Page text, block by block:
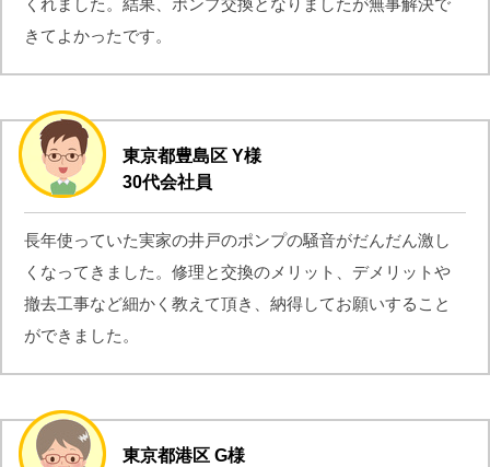
くれました。結果、ポンプ交換となりましたが無事解決で
きてよかったです。
東京都豊島区 Y様
30代会社員
長年使っていた実家の井戸のポンプの騒音がだんだん激し
くなってきました。修理と交換のメリット、デメリットや
撤去工事など細かく教えて頂き、納得してお願いすること
ができました。
東京都港区 G様